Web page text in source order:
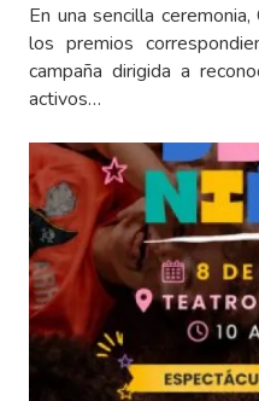
En una sencilla
los premios
campaña dirigida a
activos…